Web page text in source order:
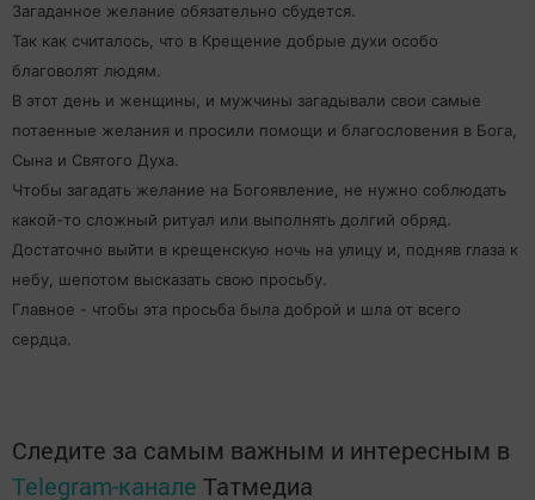
Загаданное желание обязательно сбудется.
Так как считалось, что в Крещение добрые духи особо
благоволят людям.
В этот день и женщины, и мужчины загадывали свои самые
потаенные желания и просили помощи и благословения в Бога,
Сына и Святого Духа.
Чтобы загадать желание на Богоявление, не нужно соблюдать
какой-то сложный ритуал или выполнять долгий обряд.
Достаточно выйти в крещенскую ночь на улицу и, подняв глаза к
небу, шепотом высказать свою просьбу.
Главное - чтобы эта просьба была доброй и шла от всего
сердца.
Следите за самым важным и интересным в
Telegram-канале Татмедиа